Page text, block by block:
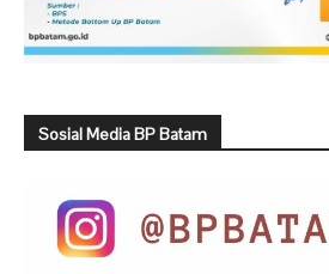
Sosial Media BP Batam